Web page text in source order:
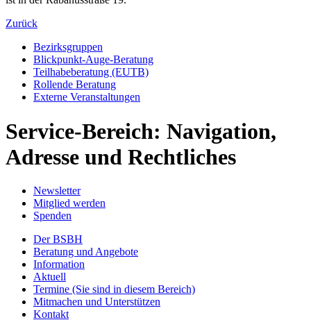
Zurück
Bezirksgruppen
Blickpunkt-Auge-Beratung
Teilhabeberatung (EUTB)
Rollende Beratung
Externe Veranstaltungen
Service-Bereich: Navigation,
Adresse und Rechtliches
Newsletter
Mitglied werden
Spenden
Der BSBH
Beratung und Angebote
Information
Aktuell
Termine (Sie sind in diesem Bereich)
Mitmachen und Unterstützen
Kontakt